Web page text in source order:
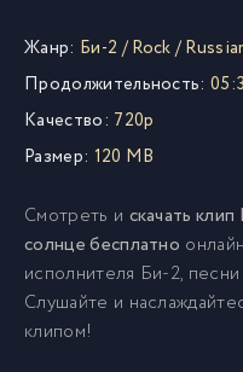
Жанр: Би-2 /Rock/
Продолжительность:
Качество: 720p
Размер: 120 MB
Смотреть и скачать
солнце бесплатно
исполнителя Би-2,
Слушайте и
клипом!